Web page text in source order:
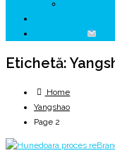
Etichetă:
Home
Yangshao
Page 2